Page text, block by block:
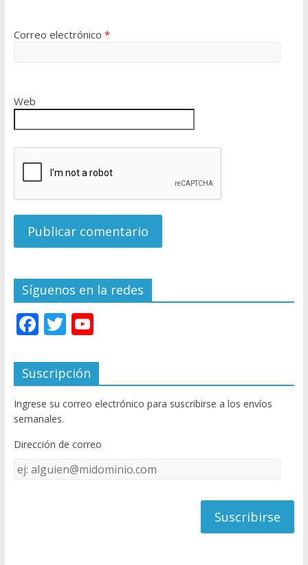
Correo electrónico *
Web
Síguenos en la redes
F
e
b
o
o
k
T
itt
er
Y
u
T
u
e
C
Suscripción
Ingrese su correo electrónico para suscribirse a los envíos
semanales.
Dirección de correo
Dirección
de